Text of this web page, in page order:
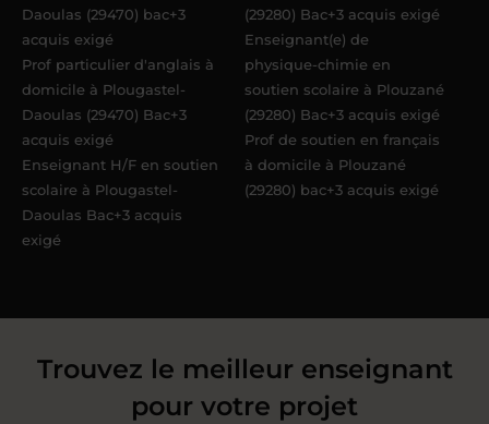
Daoulas (29470) bac+3
acquis exigé
Prof particulier d'anglais à
domicile à Plougastel-
Daoulas (29470) Bac+3
acquis exigé
Enseignant H/F en soutien
scolaire à Plougastel-
Daoulas Bac+3 acquis
exigé
(29280) Bac+3 acquis exigé
Enseignant(e) de
physique-chimie en
soutien scolaire à Plouzané
(29280) Bac+3 acquis exigé
Prof de soutien en français
à domicile à Plouzané
(29280) bac+3 acquis exigé
Trouvez le meilleur enseignant
pour votre projet